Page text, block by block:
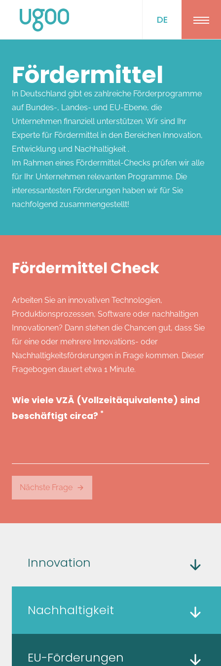
DE
Fördermittel
In Deutschland gibt es zahlreiche Förderprogramme
auf Bundes-, Landes- und EU-Ebene, die
Unternehmen finanziell unterstützen. Wir sind Ihr
Experte für Fördermittel in den Bereichen Innovation,
Entwicklung und Nachhaltigkeit .
Im Rahmen eines Fördermittel-Checks prüfen wir alle
für Ihr Unternehmen relevanten Programme. Die
interessantesten Förderungen haben wir für Sie
nachfolgend zusammengestellt!
Fördermittel Check
Arbeiten Sie an innovativen Technologien,
Produktionsprozessen, Software oder nachhaltigen
Innovationen? Dann stehen die Chancen gut, dass Sie
für eine oder mehrere Innovations- oder
Nachhaltigkeitsförderungen in Frage kommen. Dieser
Fragebogen dauert etwa 1 Minute.
Wie viele VZÄ (Vollzeitäquivalente) sind
beschäftigt circa? *
Nächste Frage
Innovation
Nachhaltigkeit
EU-Förderungen